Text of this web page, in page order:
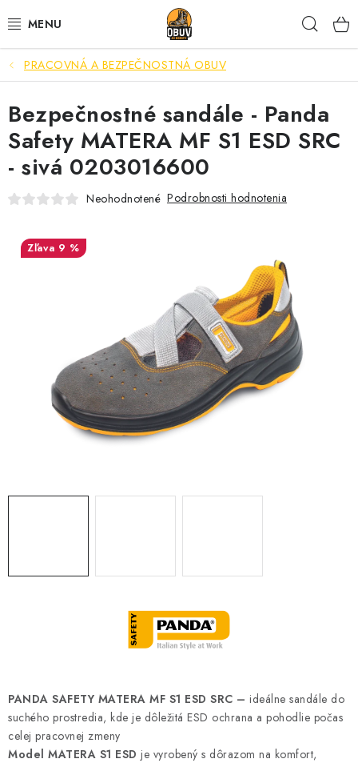
na
PRACOVNÁ A BEZPEČNOSTNÁ OBUV
VOĽNOČASOVÁ OBUV
VÝPREDAJ
VLOŽKY
IMPREGNÁCIA A OCHRANA
BEZPEČNOSTNÉ NORMY A SYMBOLY
KONTAKT
INFORMÁCIE PRE ZÁKAZNÍKOV
PRACOVNÁ A BEZPEČNOSTNÁ OBUV
PANDA SAFETY MATERA MF S1 ESD SRC – ideálne sandále do
suchého prostredia, kde je dôležitá ESD ochrana a pohodlie počas
celej pracovnej zmeny
Model MATERA S1 ESD je vyrobený s dôrazom na komfort,
Bezpečnostné sandále - Panda
Safety MATERA MF S1 ESD SRC
- sivá 0203016600
Neohodnotené Podrobnosti hodnotenia
9 %